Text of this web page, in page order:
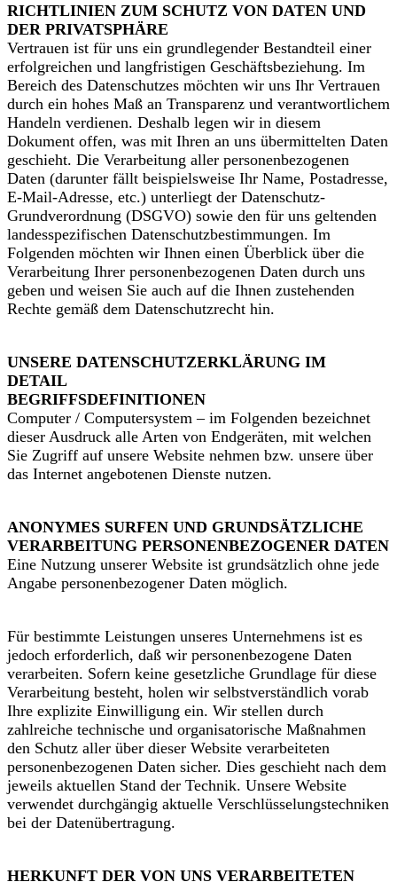
RICHTLINIEN ZUM SCHUTZ VON DATEN UND
DER PRIVATSPHÄRE
Vertrauen ist für uns ein grundlegender Bestandteil einer
erfolgreichen und langfristigen Geschäftsbeziehung. Im
Bereich des Datenschutzes möchten wir uns Ihr Vertrauen
durch ein hohes Maß an Transparenz und verantwortlichem
Handeln verdienen. Deshalb legen wir in diesem
Dokument offen, was mit Ihren an uns übermittelten Daten
geschieht. Die Verarbeitung aller personenbezogenen
Daten (darunter fällt beispielsweise Ihr Name, Postadresse,
E-Mail-Adresse, etc.) unterliegt der Datenschutz-
Grundverordnung (DSGVO) sowie den für uns geltenden
landesspezifischen Datenschutzbestimmungen. Im
Folgenden möchten wir Ihnen einen Überblick über die
Verarbeitung Ihrer personenbezogenen Daten durch uns
geben und weisen Sie auch auf die Ihnen zustehenden
Rechte gemäß dem Datenschutzrecht hin.
UNSERE DATENSCHUTZERKLÄRUNG IM
DETAIL
BEGRIFFSDEFINITIONEN
Computer / Computersystem – im Folgenden bezeichnet
dieser Ausdruck alle Arten von Endgeräten, mit welchen
Sie Zugriff auf unsere Website nehmen bzw. unsere über
das Internet angebotenen Dienste nutzen.
ANONYMES SURFEN UND GRUNDSÄTZLICHE
VERARBEITUNG PERSONENBEZOGENER DATEN
Eine Nutzung unserer Website ist grundsätzlich ohne jede
Angabe personenbezogener Daten möglich.
Für bestimmte Leistungen unseres Unternehmens ist es
jedoch erforderlich, daß wir personenbezogene Daten
verarbeiten. Sofern keine gesetzliche Grundlage für diese
Verarbeitung besteht, holen wir selbstverständlich vorab
Ihre explizite Einwilligung ein. Wir stellen durch
zahlreiche technische und organisatorische Maßnahmen
den Schutz aller über dieser Website verarbeiteten
personenbezogenen Daten sicher. Dies geschieht nach dem
jeweils aktuellen Stand der Technik. Unsere Website
verwendet durchgängig aktuelle Verschlüsselungstechniken
bei der Datenübertragung.
HERKUNFT DER VON UNS VERARBEITETEN